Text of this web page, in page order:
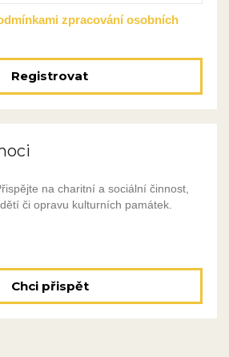
zpracování osobních
Registrovat
na charitní a sociální činnost,
či opravu kulturních památek.
Chci přispět